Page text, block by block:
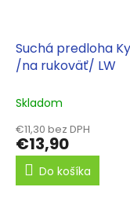
Suchá predloha
/na rukoväť/ LW
Skladom
€11,30 bez DPH
€13,90
Do košíka